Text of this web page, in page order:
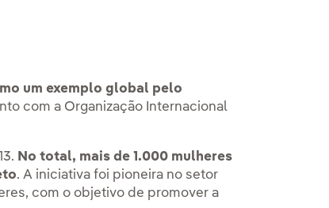
um exemplo global pelo
com a Organização Internacional
No total, mais de 1.000 mulheres
. A iniciativa foi pioneira no setor
com o objetivo de promover a